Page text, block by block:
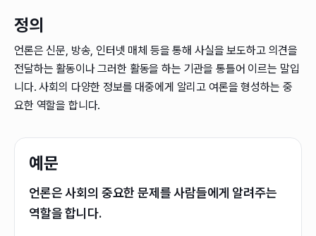
정의
언론은 신문, 방송, 인터넷 매체 등을 통해 사실을 보도하고 의견을
전달하는 활동이나 그러한 활동을 하는 기관을 통틀어 이르는 말입
니다. 사회의 다양한 정보를 대중에게 알리고 여론을 형성하는 중
요한 역할을 합니다.
예문
언론은 사회의 중요한 문제를 사람들에게 알려주는
역할을 합니다.